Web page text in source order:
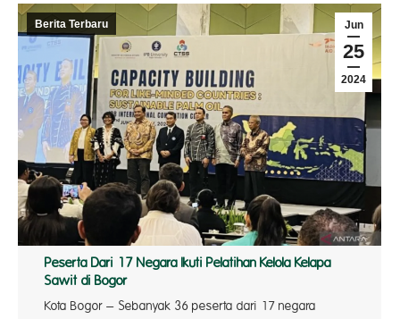
Jun
25
2024
Berita Terbaru
Peserta Dari 17 Negara Ikuti Pelatihan Kelola Kelapa
Sawit di Bogor
Kota Bogor – Sebanyak 36 peserta dari 17 negara